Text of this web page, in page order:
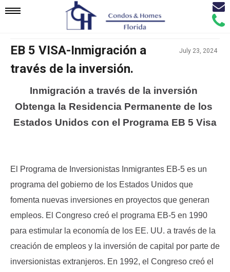
Mobile
Navigation
Call
Email
EB 5 VISA-Inmigración a
través de la inversión.
July 23, 2024
Inmigración a través de la inversión
Obtenga la Residencia Permanente de los
Estados Unidos con el Programa EB 5 Visa
El Programa de Inversionistas Inmigrantes EB-5 es un
programa del gobierno de los Estados Unidos que
fomenta nuevas inversiones en proyectos que generan
empleos. El Congreso creó el programa EB-5 en 1990
para estimular la economía de los EE. UU. a través de la
creación de empleos y la inversión de capital por parte de
inversionistas extranjeros. En 1992, el Congreso creó el